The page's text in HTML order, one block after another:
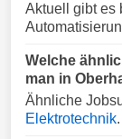
Aktuell gibt es
Welche
man in
Ähnliche
Elektrotechnik.